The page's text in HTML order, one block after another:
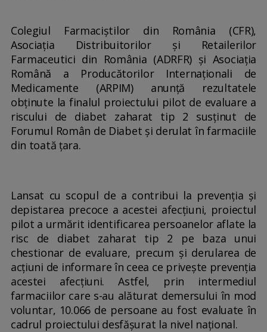
Colegiul Farmaciștilor din România (CFR),
Asociația Distribuitorilor și Retailerilor
Farmaceutici din România (ADRFR) și Asociația
Română a Producătorilor Internaționali de
Medicamente (ARPIM) anunță rezultatele
obținute la finalul proiectului pilot de evaluare a
riscului de diabet zaharat tip 2 susținut de
Forumul Român de Diabet și derulat în farmaciile
din toată țara.
Lansat cu scopul de a contribui la prevenția și
depistarea precoce a acestei afecțiuni, proiectul
pilot a urmărit identificarea persoanelor aflate la
risc de diabet zaharat tip 2 pe baza unui
chestionar de evaluare, precum și derularea de
acțiuni de informare în ceea ce privește prevenția
acestei afecțiuni. Astfel, prin intermediul
farmaciilor care s-au alăturat demersului în mod
voluntar, 10.066 de persoane au fost evaluate în
cadrul proiectului desfășurat la nivel național.